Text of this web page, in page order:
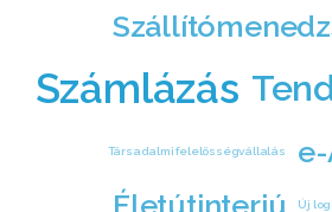
Számlázás
Társadalmi felelősségvállalás
Életútinterjú
Új